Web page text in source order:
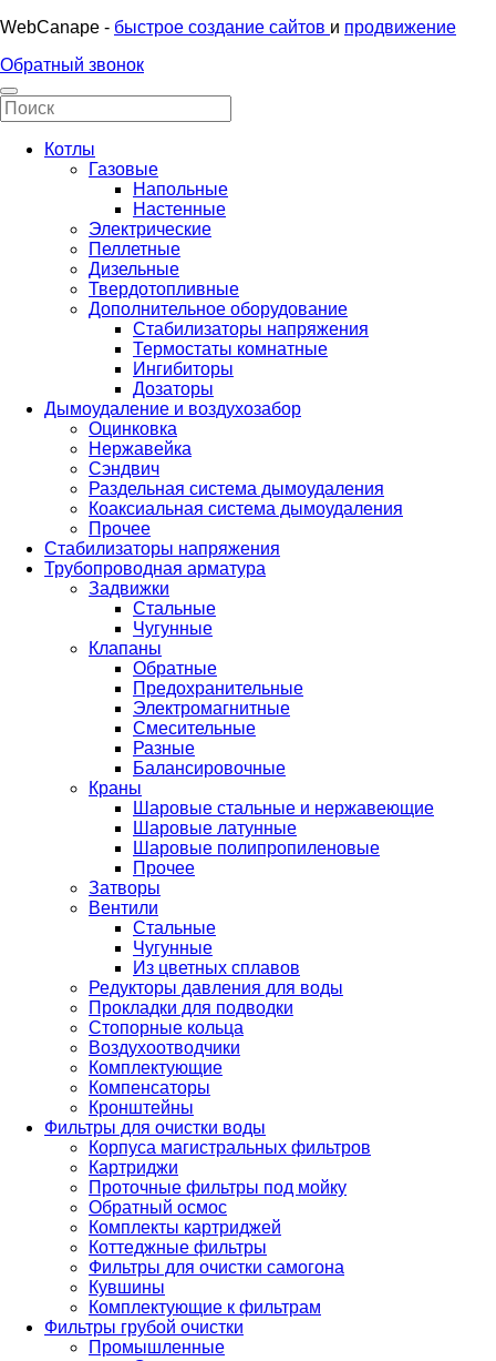
WebCanape - быстрое создание сайтов и продвижение
Обратный звонок
Котлы
Газовые
Напольные
Настенные
Электрические
Пеллетные
Дизельные
Твердотопливные
Дополнительное оборудование
Стабилизаторы напряжения
Термостаты комнатные
Ингибиторы
Дозаторы
Дымоудаление и воздухозабор
Оцинковка
Нержавейка
Сэндвич
Раздельная система дымоудаления
Коаксиальная система дымоудаления
Прочее
Стабилизаторы напряжения
Трубопроводная арматура
Задвижки
Стальные
Чугунные
Клапаны
Обратные
Предохранительные
Электромагнитные
Смесительные
Разные
Балансировочные
Краны
Шаровые стальные и нержавеющие
Шаровые латунные
Шаровые полипропиленовые
Прочее
Затворы
Вентили
Стальные
Чугунные
Из цветных сплавов
Редукторы давления для воды
Прокладки для подводки
Стопорные кольца
Воздухоотводчики
Комплектующие
Компенсаторы
Кронштейны
Фильтры для очистки воды
Корпуса магистральных фильтров
Картриджи
Проточные фильтры под мойку
Обратный осмос
Комплекты картриджей
Коттеджные фильтры
Фильтры для очистки самогона
Кувшины
Комплектующие к фильтрам
Фильтры грубой очистки
Промышленные